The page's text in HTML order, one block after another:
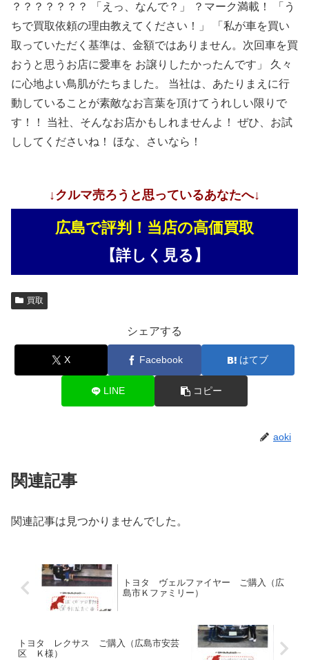
？？？？？？？ 「えっ、なんで？」 ？マーク満載！ 「う
ちで買取依頼の理由教えてください！」 「私が車を買い
取っていただく基準は、金額ではありません。次回車を買
おうと思うお店に愛車を お譲りしたかったんです」 久々
に心地よい鳥肌がたちました。 当社は、あたりまえに行
動していることが素敵なお言葉を頂けてうれしい限りで
す！！ 当社、そんなお店かもしれませんよ！ ぜひ、お試
ししてくださいね！ ほな、さいなら！
↓クルマ売ろうと思っているあなたへ↓
広島で評判！当店の高価買取
【詳しく見る】
買取
シェアする
X Facebook はてブ
LINE コピー
aoki
関連記事
関連記事は見つかりませんでした。
トヨタ ヴェルファイヤー ご購入（広
島市Ｋファミリー）
トヨタ レクサス ご購入（広島市安芸
区 Ｋ様）